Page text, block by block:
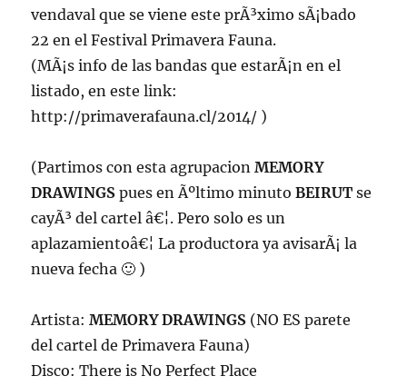
vendaval que se viene este prÃ³ximo sÃ¡bado
22 en el Festival Primavera Fauna.
(MÃ¡s info de las bandas que estarÃ¡n en el
listado, en este link:
http://primaverafauna.cl/2014/ )
(Partimos con esta agrupacionMEMORY
DRAWINGS pues en Ãºltimo minutoBEIRUT se
cayÃ³ del cartel â€¦. Pero solo es un
aplazamientoâ€¦ La productora ya avisarÃ¡ la
nueva fecha 🙂 )
Artista:MEMORY DRAWINGS (NO ES parete
del cartel de Primavera Fauna)
Disco: There is No Perfect Place